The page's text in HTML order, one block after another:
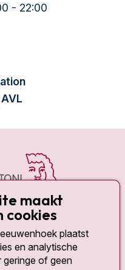
- 22:00
maakt
cookies
plaatst
en analytische
of geen